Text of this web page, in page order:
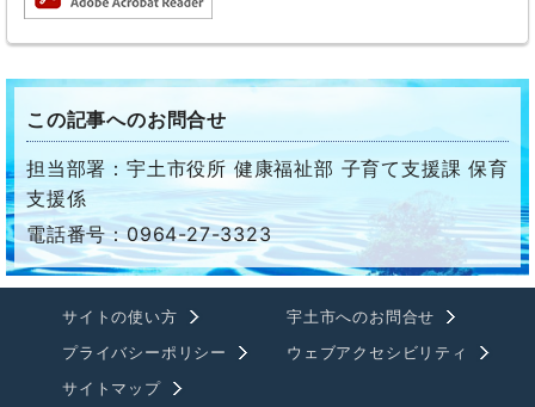
この記事へのお問合せ
担当部署：宇土市役所 健康福祉部 子育て支援課 保育
支援係
電話番号：0964-27-3323
サイトの使い方
宇土市へのお問合せ
プライバシーポリシー
ウェブアクセシビリティ
サイトマップ